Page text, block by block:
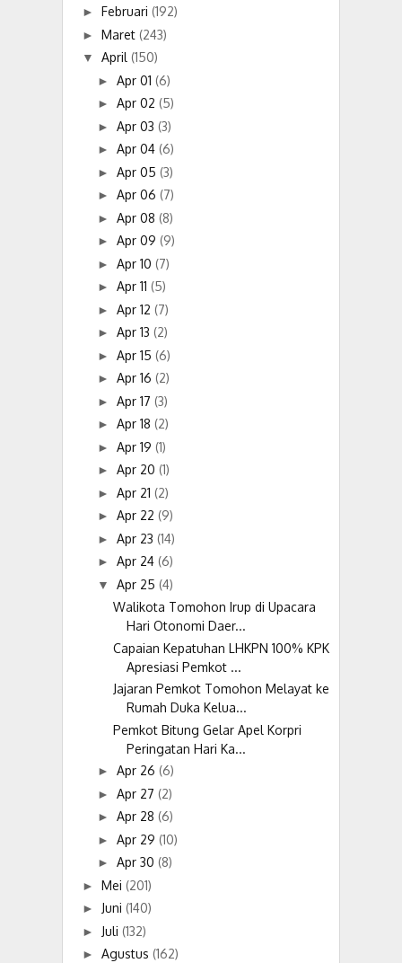
► Februari (192)
► Maret (243)
▼ April (150)
► Apr 01 (6)
► Apr 02 (5)
► Apr 03 (3)
► Apr 04 (6)
► Apr 05 (3)
► Apr 06 (7)
► Apr 08 (8)
► Apr 09 (9)
► Apr 10 (7)
► Apr 11 (5)
► Apr 12 (7)
► Apr 13 (2)
► Apr 15 (6)
► Apr 16 (2)
► Apr 17 (3)
► Apr 18 (2)
► Apr 19 (1)
► Apr 20 (1)
► Apr 21 (2)
► Apr 22 (9)
► Apr 23 (14)
► Apr 24 (6)
▼ Apr 25 (4)
Walikota Tomohon Irup di Upacara
Hari Otonomi Daer...
Capaian Kepatuhan LHKPN 100% KPK
Apresiasi Pemkot ...
Jajaran Pemkot Tomohon Melayat ke
Rumah Duka Kelua...
Pemkot Bitung Gelar Apel Korpri
Peringatan Hari Ka...
► Apr 26 (6)
► Apr 27 (2)
► Apr 28 (6)
► Apr 29 (10)
► Apr 30 (8)
► Mei (201)
► Juni (140)
► Juli (132)
► Agustus (162)